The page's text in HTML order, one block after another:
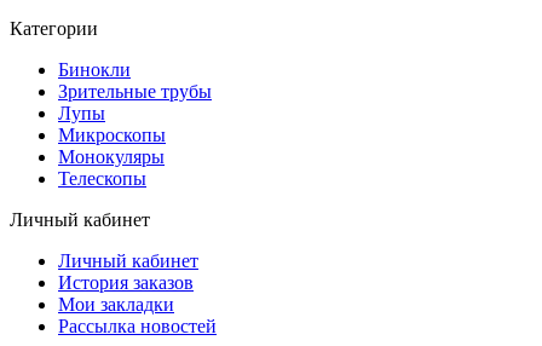
Категории
Бинокли
Зрительные трубы
Лупы
Микроскопы
Монокуляры
Телескопы
Личный кабинет
Личный кабинет
История заказов
Мои закладки
Рассылка новостей